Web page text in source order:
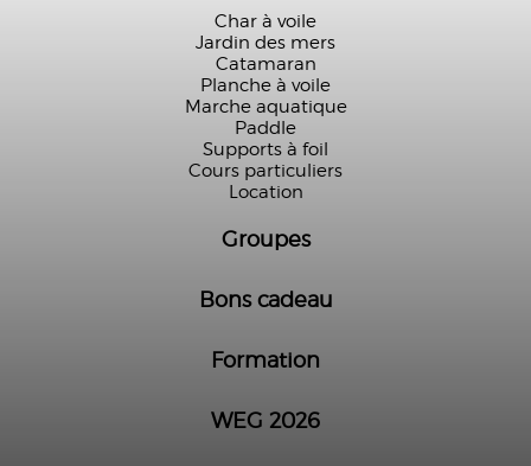
Char à voile
Jardin des mers
Catamaran
Planche à voile
Marche aquatique
Paddle
Supports à foil
Cours particuliers
Location
Groupes
Bons cadeau
Formation
WEG 2026